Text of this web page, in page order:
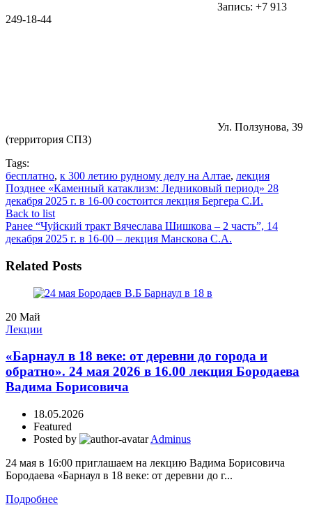
Запись: +7 913
249-18-44
Ул. Ползунова, 39
(территория СПЗ)
Tags:
бесплатно, к 300 летию рудному делу на Алтае, лекция
Позднее «Каменный катаклизм: Ледниковый период» 28
декабря 2025 г. в 16-00 состоится лекция Бергера С.И.
Back to list
Ранее “Чуйский тракт Вячеслава Шишкова – 2 часть”, 14
декабря 2025 г. в 16-00 – лекция Манскова С.А.
Related Posts
20 Май
Лекции
«Барнаул в 18 веке: от деревни до города и
обратно». 24 мая 2026 в 16.00 лекция Бородаева
Вадима Борисовича
18.05.2026
Featured
Posted by
Adminus
24 мая в 16:00 приглашаем на лекцию Вадима Борисовича
Бородаева «Барнаул в 18 веке: от деревни до г...
Подробнее